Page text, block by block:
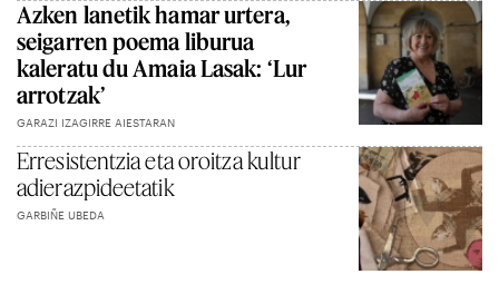
Azken lanetik hamar urtera,
seigarren poema liburua
kaleratu du Amaia Lasak: ‘Lur
arrotzak’
GARAZI IZAGIRRE AIESTARAN
Erresistentzia eta oroitza kultur
adierazpideetatik
GARBIÑE UBEDA